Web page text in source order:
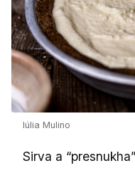
Iúlia Mulino
Sirva a